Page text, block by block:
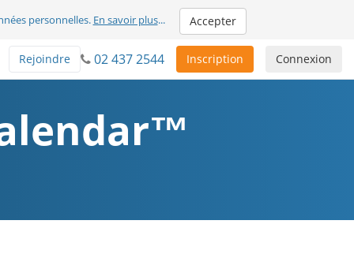
personnelles. En savoir plus... Accepter
Connexion
Inscription
02 437 2544
Rejoindre